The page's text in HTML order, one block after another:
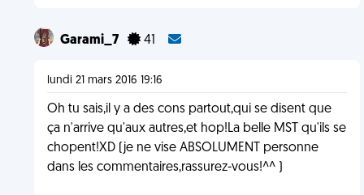
Garami_7 41
lundi 21 mars 2016 19:16
Oh tu sais,il y a des cons partout,qui se disent que
ça n'arrive qu'aux autres,et hop!La belle MST qu'ils se
chopent!XD (je ne vise ABSOLUMENT personne
dans les commentaires,rassurez-vous!^^ )